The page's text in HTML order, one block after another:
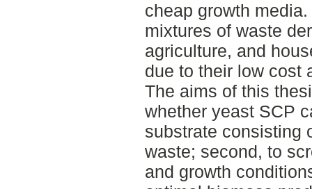
cheap growth
mixtures of waste
agriculture, and
due to their low cost
The aims of this
whether yeast SCP
substrate consisting
waste; second, to
and growth